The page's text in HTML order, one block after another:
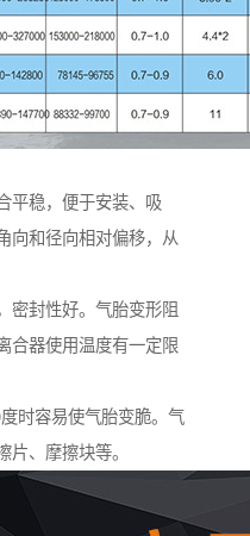
平稳，便于安装、吸
向和径向相对偏移，从
密封性好。气胎变形阻
合器使用温度有一定限
时容易使气胎变脆。气
片、摩擦块等。